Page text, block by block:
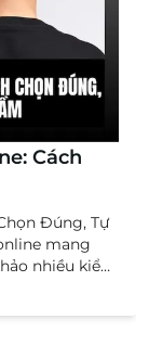
Cách
Đúng, Tự
mang
nhiều kiểu
trực tiếp đến